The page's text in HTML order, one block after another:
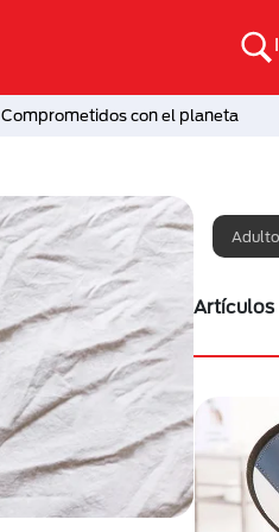
Comprometidos con el planeta
Adulto
Artículos